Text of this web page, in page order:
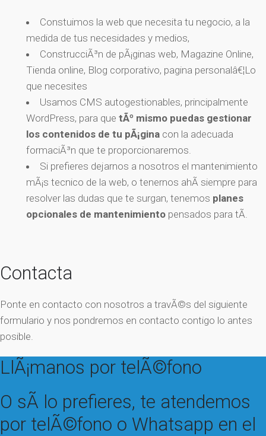
Constuimos la web que necesita tu negocio, a la
medida de tus necesidades y medios,
ConstrucciÃ³n de pÃ¡ginas web, Magazine Online,
Tienda online, Blog corporativo, pagina personalâ€¦Lo
que necesites
Usamos CMS autogestionables, principalmente
WordPress, para quetÃº mismo puedas gestionar
los contenidos de tu pÃ¡gina con la adecuada
formaciÃ³n que te proporcionaremos.
Si prefieres dejarnos a nosotros el mantenimiento
mÃ¡s tecnico de la web, o tenernos ahÃ­ siempre para
resolver las dudas que te surgan, tenemos planes
opcionales de mantenimiento pensados para tÃ­.
Contacta
Ponte en contacto con nosotros a travÃ©s del siguiente
formulario y nos pondremos en contacto contigo lo antes
posible.
LlÃ¡manos por telÃ©fono
O sÃ­ lo prefieres, te atendemos
por telÃ©fono o Whatsapp en el